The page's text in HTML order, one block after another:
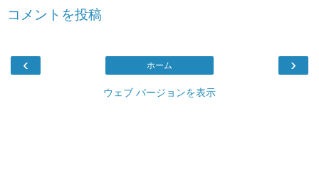
コメントを投稿
‹ ›
ホーム
ウェブ バージョンを表示